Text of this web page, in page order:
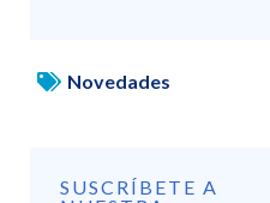
Novedades
SUSCRÍBETE A